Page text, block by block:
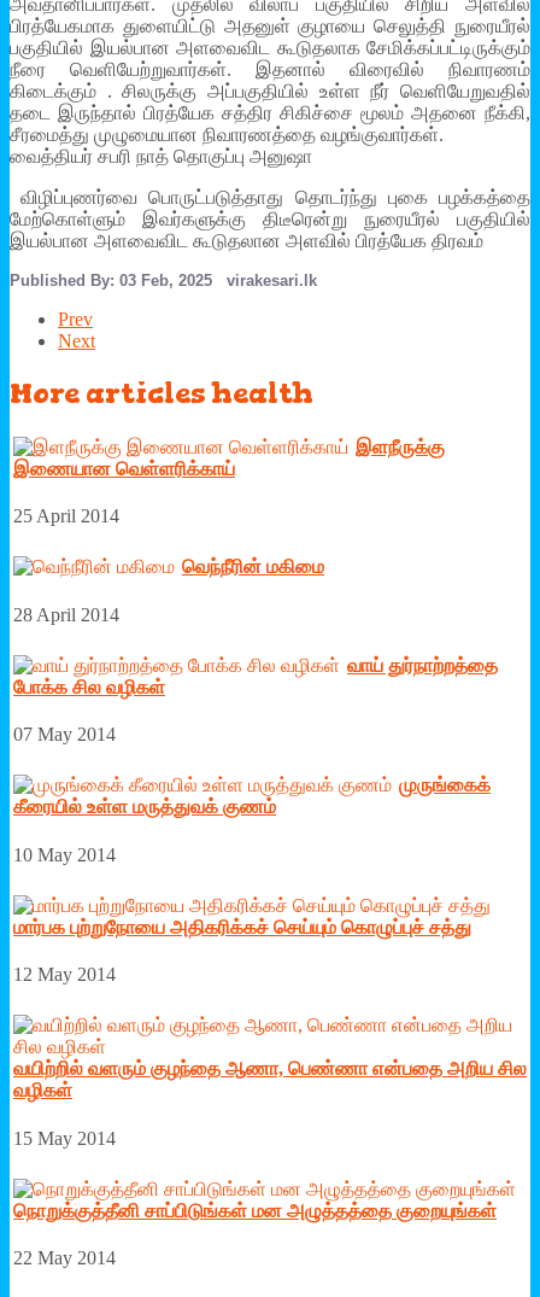
பிரத்யேகமாக துளையிட்டு அதனுள் குழாயை செலுத்தி நுரையீரல்
பகுதியில் இயல்பான அளவைவிட கூடுதலாக சேமிக்கப்பட்டிருக்கும்
நீரை வெளியேற்றுவார்கள். இதனால் விரைவில் நிவாரணம்
கிடைக்கும் . சிலருக்கு அப்பகுதியில் உள்ள நீர் வெளியேறுவதில்
தடை இருந்தால் பிரத்யேக சத்திர சிகிச்சை மூலம் அதனை நீக்கி,
சீரமைத்து முழுமையான நிவாரணத்தை வழங்குவார்கள்.
வைத்தியர் சபரி நாத் தொகுப்பு அனுஷா
விழிப்புணர்வை பொருட்படுத்தாது தொடர்ந்து புகை பழக்கத்தை
மேற்கொள்ளும் இவர்களுக்கு திடீரென்று நுரையீரல் பகுதியில்
இயல்பான அளவைவிட கூடுதலான அளவில் பிரத்யேக திரவம்
Published By: 03 Feb, 2025 virakesari.lk
Prev
Next
More articles health
இளநீருக்கு
இணையான வெள்ளரிக்காய்
25 April 2014
வெந்நீரின் மகிமை
28 April 2014
வாய் துர்நாற்றத்தை
போக்க சில வழிகள்
07 May 2014
முருங்கைக்
கீரையில் உள்ள மருத்துவக் குணம்
10 May 2014
மார்பக புற்றுநோயை அதிகரிக்கச் செய்யும் கொழுப்புச் சத்து
12 May 2014
வயிற்றில் வளரும் குழந்தை ஆணா, பெண்ணா என்பதை அறிய சில
வழிகள்
15 May 2014
நொறுக்குத்தீனி சாப்பிடுங்கள் மன அழுத்தத்தை குறையுங்கள்
22 May 2014